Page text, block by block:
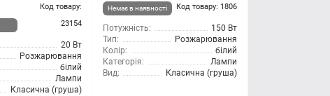
Код товару:
23154
20 Вт
Розжарювання
білий
Лампи
Класична (груша)
Немає в наявності Код товару: 1806
Потужність:
150 Вт
Тип:
Розжарювання
Колір:
білий
Категорія:
Лампи
Вид:
Класична (груша)